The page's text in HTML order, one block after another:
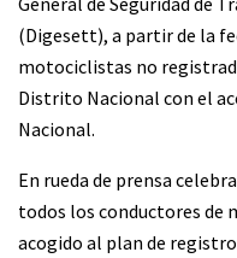
(Digesett), a partir de la
motociclistas no
Distrito Nacional con el
Nacional.
En rueda de prensa
todos los conductores de
acogido al plan de